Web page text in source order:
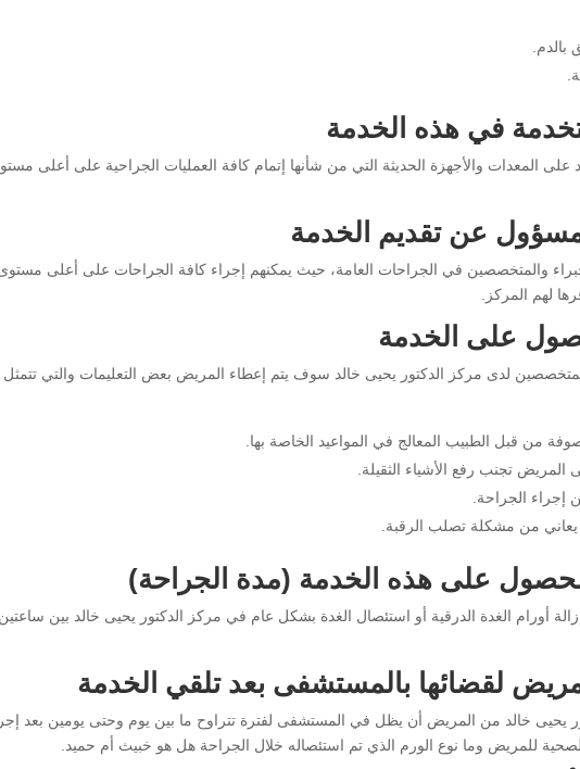
في هذه الخدمة
على المعدات والأجهزة الحديثة التي من شأنها إتمام كافة العمليات الجراحية على أعلى
عن تقديم الخدمة
والمتخصصين في الجراحات العامة، حيث يمكنهم إجراء كافة الجراحات على أعلى
لهم المركز.
على الخدمة
لدى مركز الدكتور يحيى خالد سوف يتم إعطاء المريض بعض التعليمات والتي تتمثل
من قبل الطبيب المعالج في المواعيد الخاصة بها.
تجنب رفع الأشياء الثقيلة.
إجراء الجراحة.
من مشكلة تصلب الرقبة.
على هذه الخدمة (مدة الجراحة)
أورام الغدة الدرقية أو استئصال الغدة بشكل عام في مركز الدكتور يحيى خالد بين ساعتين
لقضائها بالمستشفى بعد تلقي الخدمة
يحيى خالد من المريض أن يظل في المستشفى لفترة تتراوح ما بين يوم وحتى يومين بعد
للمريض وما نوع الورم الذي تم استئصاله خلال الجراحة هل هو خبيث أم حميد.